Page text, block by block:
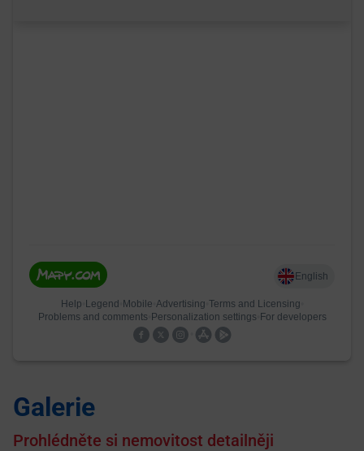
Galerie
Prohlédněte si nemovitost detailněji